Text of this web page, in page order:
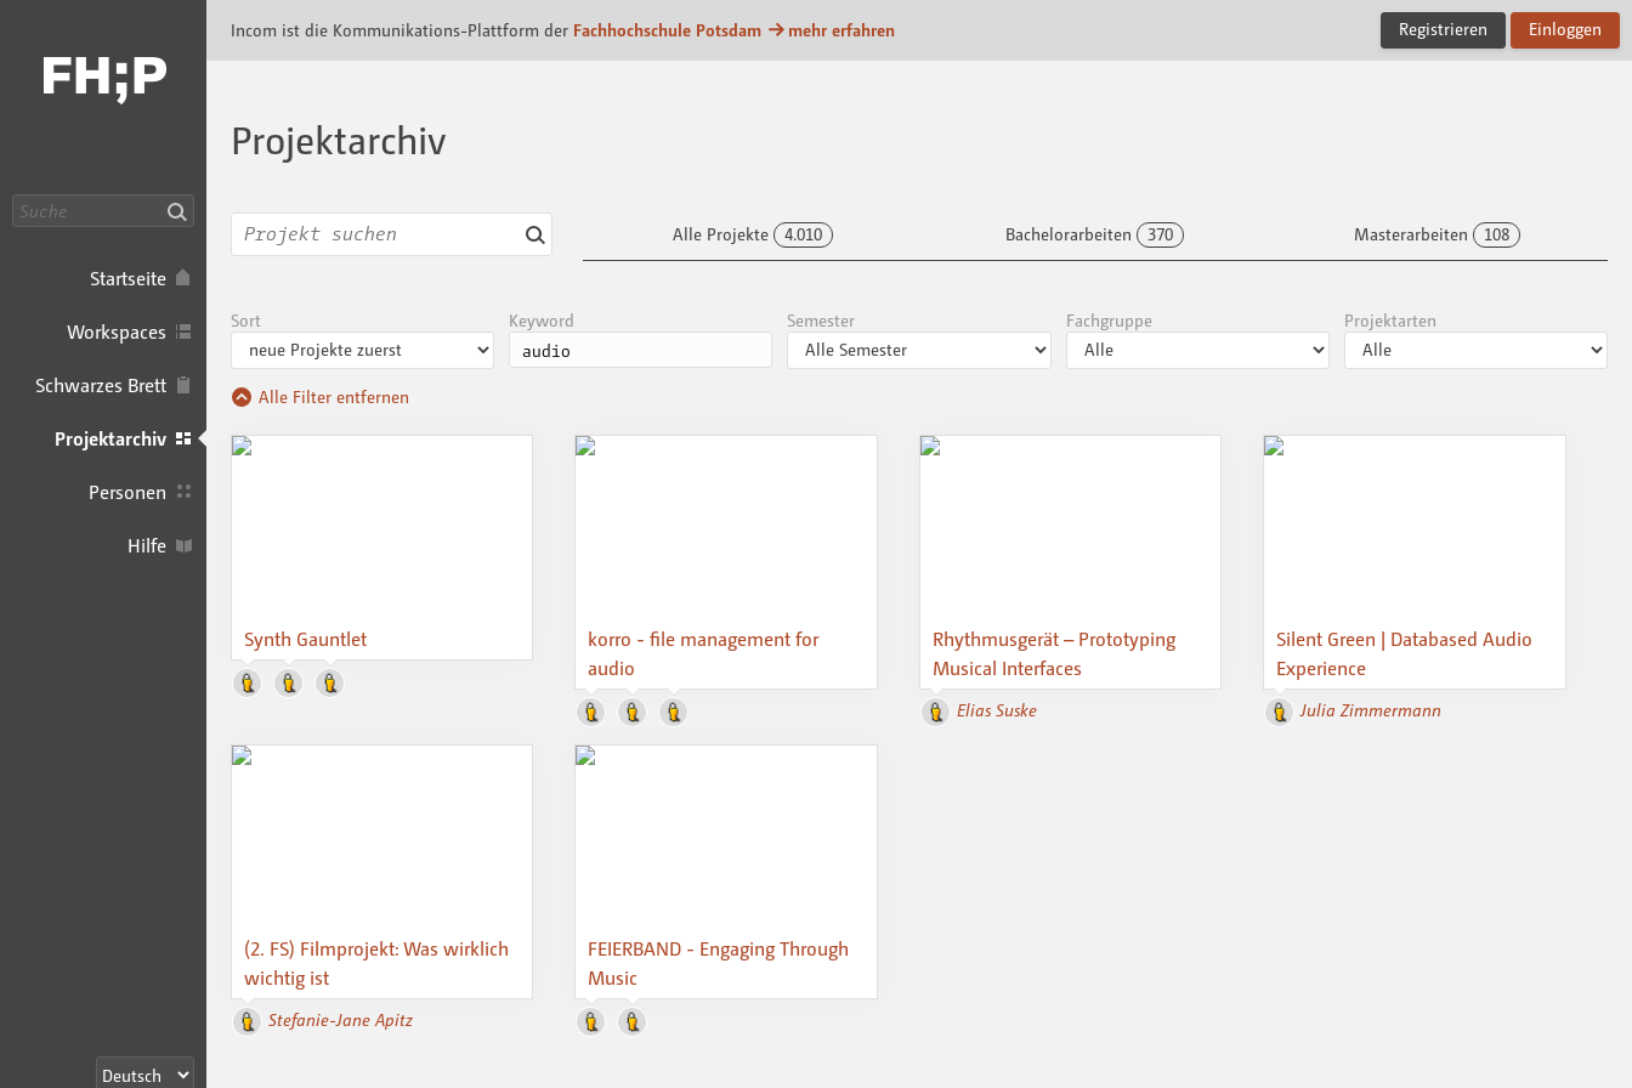
Startseite
Workspaces
Schwarzes Brett
Projektarchiv
Personen
Hilfe
Incom ist die Kommunikations-Plattform der Fachhochschule Potsdam mehr erfahren Registrieren Einloggen
Projektarchiv
Alle Projekte 4.010 Bachelorarbeiten 370 Masterarbeiten 108
Sort Keyword Semester Fachgruppe Projektarten
Alle Filter entfernen
Synth Gauntlet
korro - file management for
audio
Rhythmusgerät – Prototyping
Musical Interfaces
Elias Suske
Silent Green | Databased Audio
Experience
Julia Zimmermann
(2. FS) Filmprojekt: Was wirklich
wichtig ist
Stefanie-Jane Apitz
FEIERBAND - Engaging Through
Music